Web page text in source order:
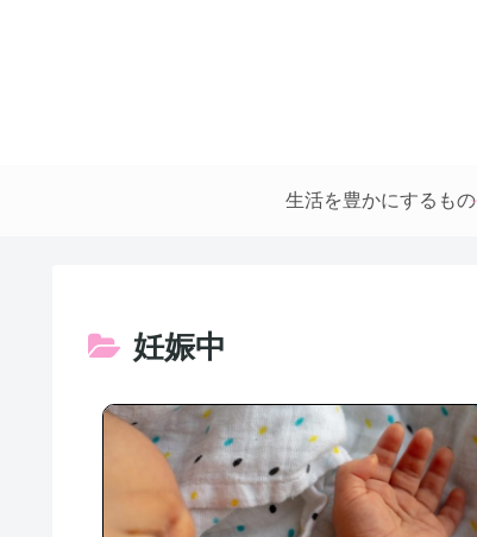
生活を豊かにするもの
妊娠中